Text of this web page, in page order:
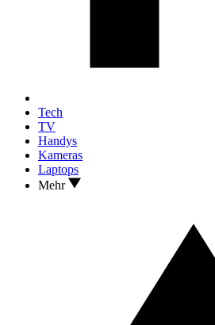
Tech
TV
Handys
Kameras
Laptops
Mehr